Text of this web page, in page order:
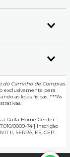
do Carrinho de Compras.
exclusivamente para
as lojas físicas. ***As
à Dalla Home Center
0009-74 | Inscrição
II, SERRA, ES, CEP: